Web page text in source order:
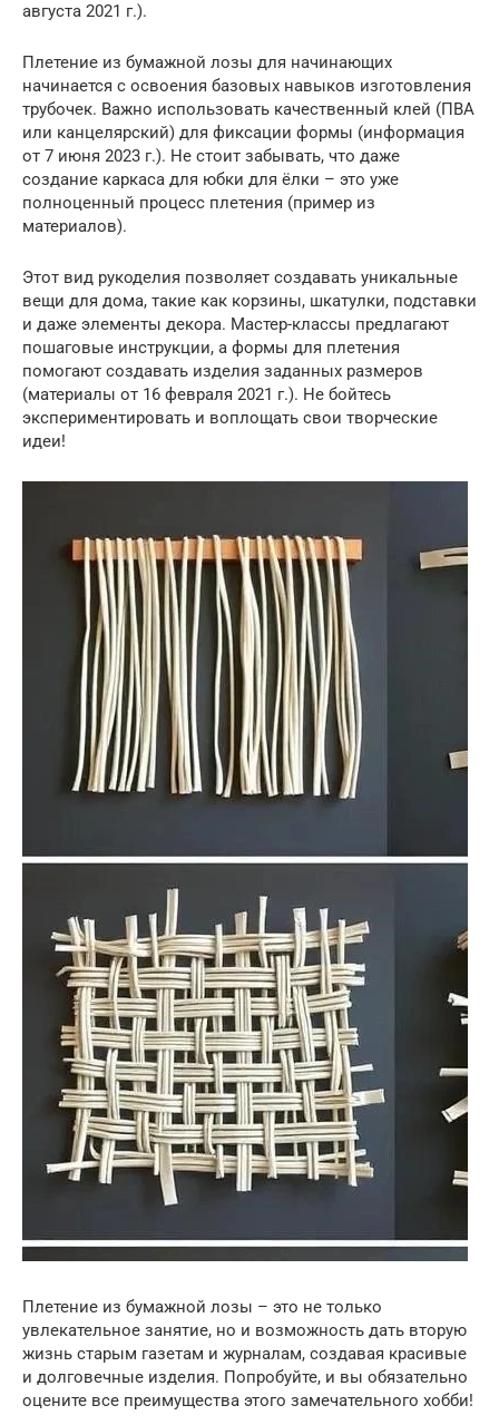
августа 2021 г.).
Плетение из бумажной лозы для начинающих
начинается с освоения базовых навыков изготовления
трубочек. Важно использовать качественный клей (ПВА
или канцелярский) для фиксации формы (информация
от 7 июня 2023 г.). Не стоит забывать, что даже
создание каркаса для юбки для ёлки – это уже
полноценный процесс плетения (пример из
материалов).
Этот вид рукоделия позволяет создавать уникальные
вещи для дома, такие как корзины, шкатулки, подставки
и даже элементы декора. Мастер-классы предлагают
пошаговые инструкции, а формы для плетения
помогают создавать изделия заданных размеров
(материалы от 16 февраля 2021 г.). Не бойтесь
экспериментировать и воплощать свои творческие
идеи!
Плетение из бумажной лозы – это не только
увлекательное занятие, но и возможность дать вторую
жизнь старым газетам и журналам, создавая красивые
и долговечные изделия. Попробуйте, и вы обязательно
оцените все преимущества этого замечательного хобби!